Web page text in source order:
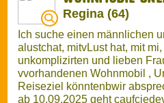
Kultur der
Stefan (42)
Hallo, ich möchte schon lange
fliegen so für 2-3 Wochen. Im
Mai. Ja und lieber auf eine der
Es muss für mich nicht das teure